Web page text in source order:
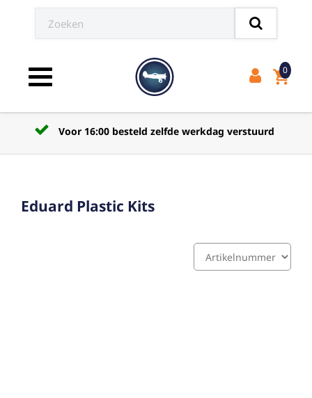
Toggle navigation shopping_cart
0
Voor 16:00 besteld zelfde werkdag verstuurd
Eduard Plastic Kits